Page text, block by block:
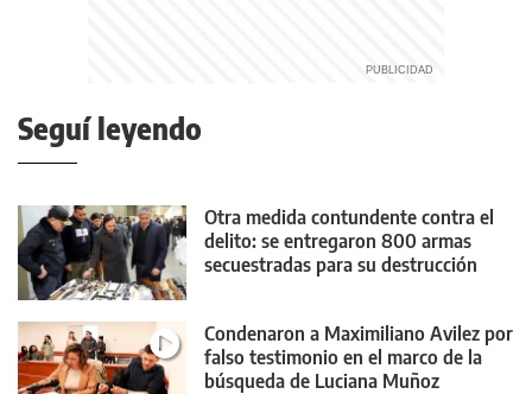
Seguí leyendo
Otra medida contundente contra el
delito: se entregaron 800 armas
secuestradas para su destrucción
Condenaron a Maximiliano Avilez por
falso testimonio en el marco de la
búsqueda de Luciana Muñoz